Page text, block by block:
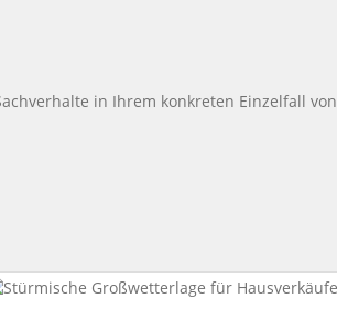
in Ihrem konkreten Einzelfall von